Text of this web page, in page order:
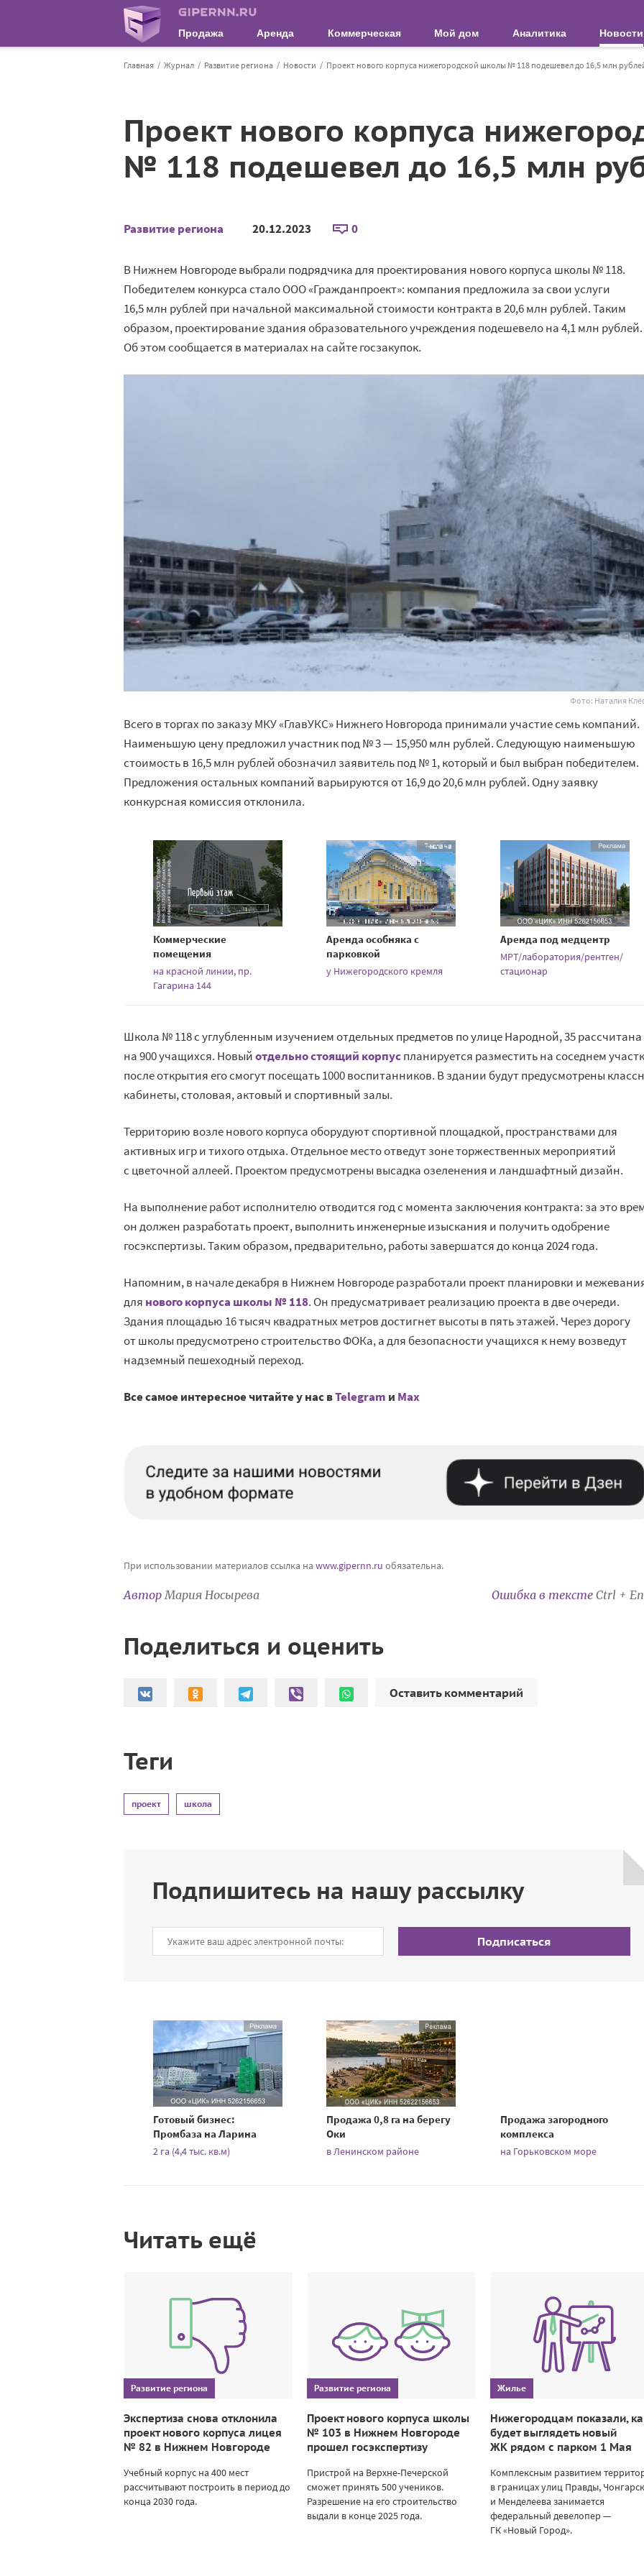
Продажа Аренда Коммерческая Мой дом Аналитика Новости
Главная Журнал Развитие региона Новости Проект нового корпуса нижегородской школы № 118 подешевел до 16,5 млн
Проект нового корпуса
№ 118 подешевел до 16,5 млн
Развитие региона 20.12.2023 0
В Нижнем Новгороде выбрали подрядчика для проектирования нового корпуса школы № 118.
Победителем конкурса стало ООО «Гражданпроект»: компания предложила за свои услуги
16,5 млн рублей при начальной максимальной стоимости контракта в 20,6 млн рублей. Таким
образом, проектирование здания образовательного учреждения подешевело на 4,1 млн рублей.
Об этом сообщается в материалах на сайте госзакупок.
Фото: Наталия
Всего в торгах по заказу МКУ «ГлавУКС» Нижнего Новгорода принимали участие семь компаний.
Наименьшую цену предложил участник под № 3 — 15,950 млн рублей. Следующую наименьшую
стоимость в 16,5 млн рублей обозначил заявитель под № 1, который и был выбран победителем.
Предложения остальных компаний варьируются от 16,9 до 20,6 млн рублей. Одну заявку
конкурсная комиссия отклонила.
Коммерческие
помещения
на красной линии, пр.
Гагарина 144
Аренда особняка с
парковкой
у Нижегородского кремля
Аренда под медцентр
МРТ/лаборатория/рентген/
стационар
Школа № 118 с углубленным изучением отдельных предметов по улице Народной, 35 рассчитана
на 900 учащихся. Новыйотдельно стоящий корпуспланируется разместить на соседнем
после открытия его смогут посещать 1000 воспитанников. В здании будут предусмотрены
кабинеты, столовая, актовый и спортивный залы.
Территорию возле нового корпуса оборудуют спортивной площадкой, пространствами для
активных игр и тихого отдыха. Отдельное место отведут зоне торжественных мероприятий
с цветочной аллеей. Проектом предусмотрены высадка озеленения и ландшафтный дизайн.
На выполнение работ исполнителю отводится год с момента заключения контракта: за это
он должен разработать проект, выполнить инженерные изыскания и получить одобрение
госэкспертизы. Таким образом, предварительно, работы завершатся до конца 2024 года.
Напомним, в начале декабря в Нижнем Новгороде разработали проект планировки и
для нового корпуса школы № 118. Он предусматривает реализацию проекта в две очереди.
Здания площадью 16 тысяч квадратных метров достигнет высоты в пять этажей. Через дорогу
от школы предусмотрено строительство ФОКа, а для безопасности учащихся к нему возведут
надземный пешеходный переход.
Все самое интересное читайте у нас вTelegram и Mах
При использовании материалов ссылка на www.gipernn.ru обязательна.
АвторМария Носырева Ошибка в тексте Ctrl +
Поделиться и оценить
Оставить комментарий
Теги
проект школа
Подпишитесь на нашу рассылку
Подписаться
Готовый бизнес:
Промбаза на Ларина
2 га (4,4 тыс. кв.м)
Продажа 0,8 га на берегу
Оки
в Ленинском районе
Продажа загородного
комплекса
на Горьковском море
Читать ещё
Развитие региона
Экспертиза снова отклонила
проект нового корпуса лицея
№ 82 в Нижнем Новгороде
Учебный корпус на 400 мест
рассчитывают построить в период до
конца 2030 года.
Развитие региона
Проект нового корпуса школы
№ 103 в Нижнем Новгороде
прошел госэкспертизу
Пристрой на Верхне-Печерской
сможет принять 500 учеников.
Разрешение на его строительство
выдали в конце 2025 года.
Жилье
Нижегородцам показали,
будет выглядеть новый
ЖК рядом с парком 1 Мая
Комплексным развитием
в границах улиц Правды,
и Менделеева занимается
федеральный девелопер —
ГК «Новый Город».